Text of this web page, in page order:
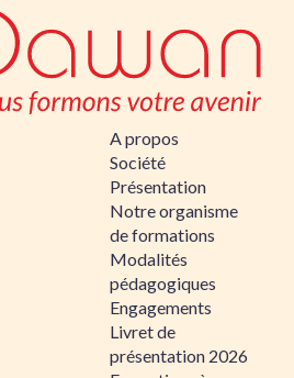
A propos
Société
Présentation
Notre organisme
de formations
Modalités
pédagogiques
Engagements
Livret de
présentation 2026